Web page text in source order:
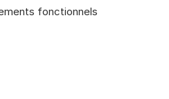
fonctionnels